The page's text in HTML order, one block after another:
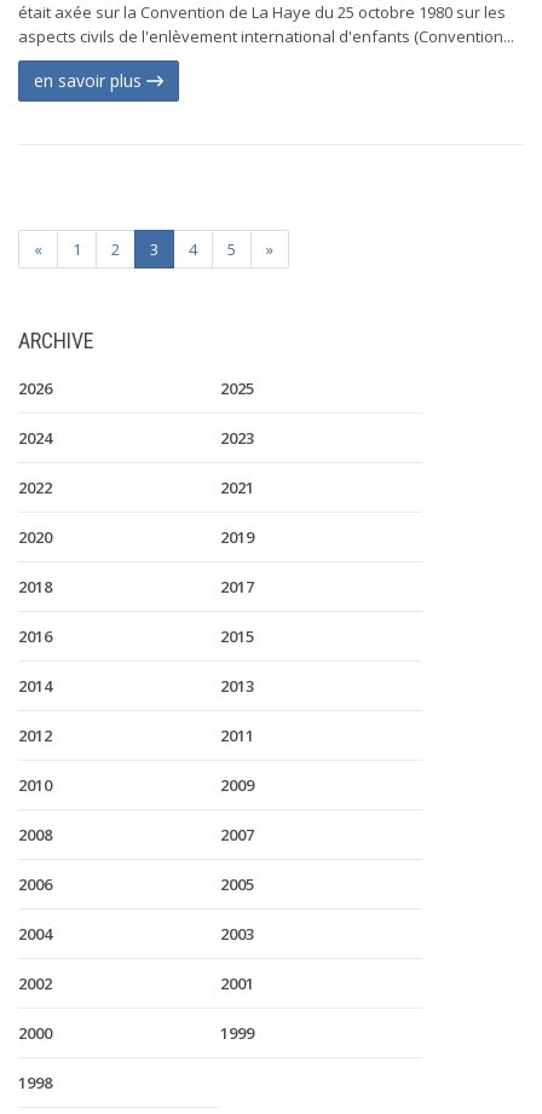
était axée sur la Convention de La Haye du 25 octobre 1980 sur les
aspects civils de l'enlèvement international d'enfants (Convention...
en savoir plus
« 1 2 3 4 5 »
ARCHIVE
2026 2025
2024 2023
2022 2021
2020 2019
2018 2017
2016 2015
2014 2013
2012 2011
2010 2009
2008 2007
2006 2005
2004 2003
2002 2001
2000 1999
1998